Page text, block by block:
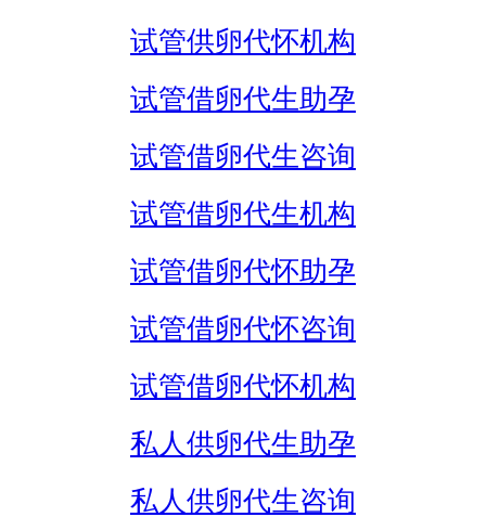
试管供卵代怀机构
试管借卵代生助孕
试管借卵代生咨询
试管借卵代生机构
试管借卵代怀助孕
试管借卵代怀咨询
试管借卵代怀机构
私人供卵代生助孕
私人供卵代生咨询